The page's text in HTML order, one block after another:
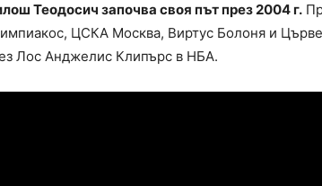
Теодосич започва своя път през 2004 г.
ЦСКА Москва, Виртус Болоня и
Лос Анджелис Клипърс в НБА.